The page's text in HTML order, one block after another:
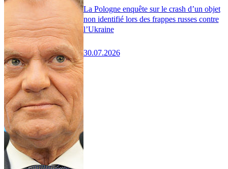
La Pologne enquête sur le crash d’un objet
non identifié lors des frappes russes contre
l’Ukraine
30.07.2026